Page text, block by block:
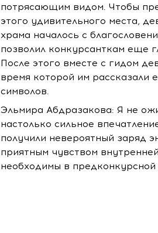
потрясающим видом. Чтобы
этого удивительного места,
храма началось с
позволил конкурсанткам еще
После этого вместе с гидом
время которой им рассказали
символов.
Эльмира Абдразакова: Я не
настолько сильное
получили невероятный заряд
приятным чувством
необходимы в предконкурсной